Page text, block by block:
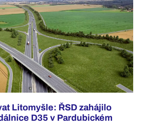
Litomyšle: ŘSD zahájilo
D35 v Pardubickém